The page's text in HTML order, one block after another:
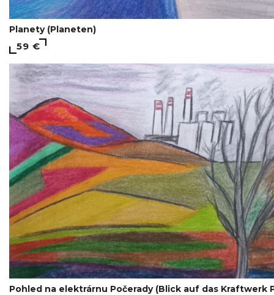
Planety (Planeten)
59 €
Pohled na elektrárnu Počerady (Blick auf das Kraftwerk